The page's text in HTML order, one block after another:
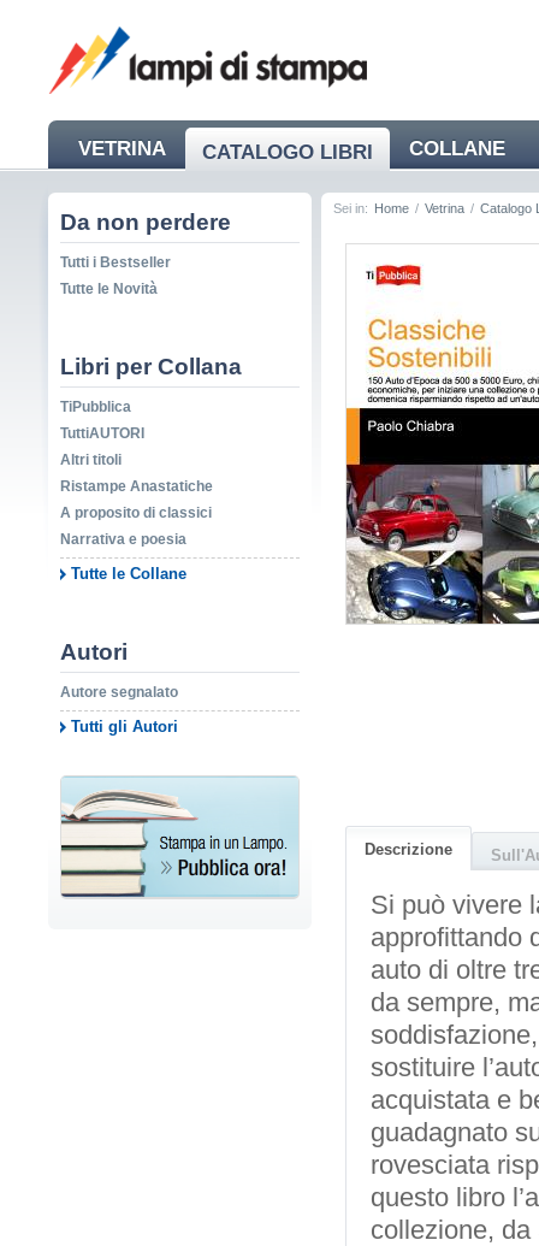
VETRINA CATALOGO LIBRI COLLANE
NEWS
Da non perdere
Tutti i Bestseller
Tutte le Novità
Libri per Collana
TiPubblica
TuttiAUTORI
Altri titoli
Ristampe Anastatiche
A proposito di classici
Narrativa e poesia
Tutte le Collane
Autori
Autore segnalato
Tutti gli Autori
Sei in: Home / Vetrina / Catalogo
Descrizione
Si può vivere
approfittando
auto di oltre
da sempre,
sostituire
acquistata e
guadagnato
rovesciata
questo libro
collezione,